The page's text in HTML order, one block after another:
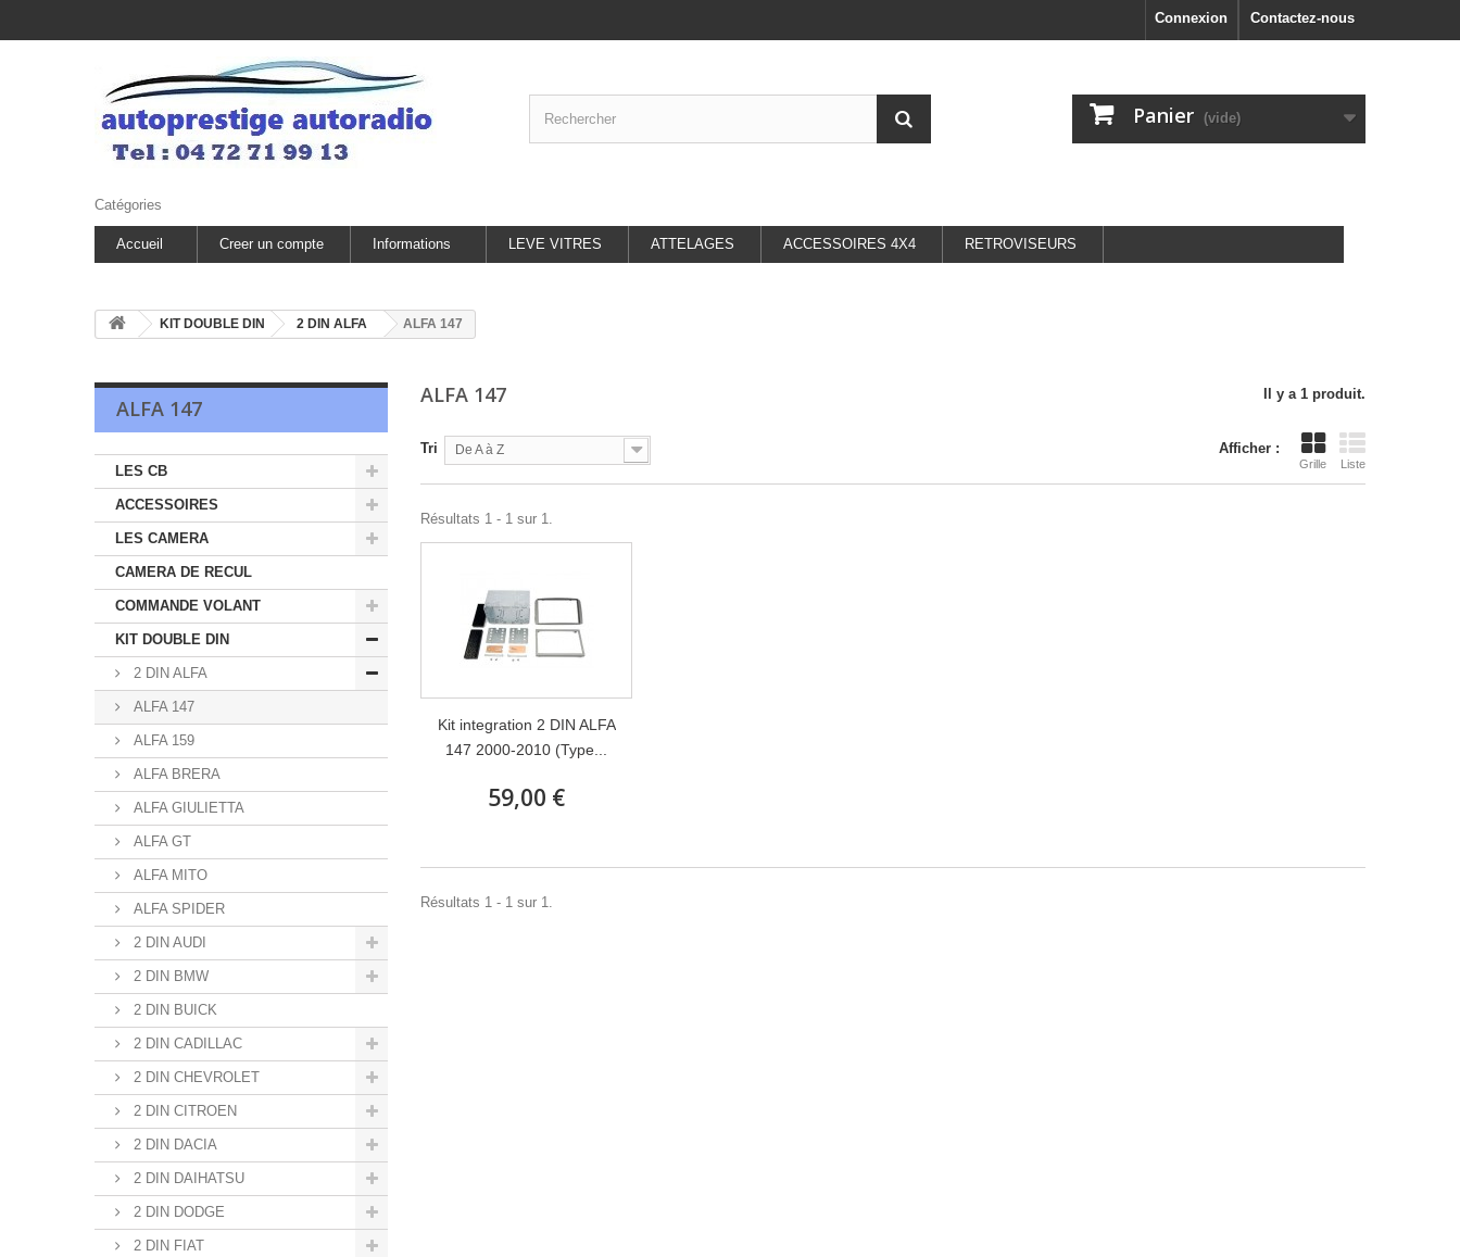
Contactez-nous
Connexion
Panier (vide)
Catégories
Accueil Creer un compte Informations LEVE VITRES ATTELAGES ACCESSOIRES 4X4 RETROVISEURS
KIT DOUBLE DIN 2 DIN ALFA ALFA 147
ALFA 147
LES CB
ACCESSOIRES
LES CAMERA
CAMERA DE RECUL
COMMANDE VOLANT
KIT DOUBLE DIN
2 DIN ALFA
ALFA 147
ALFA 159
ALFA BRERA
ALFA GIULIETTA
ALFA GT
ALFA MITO
ALFA SPIDER
2 DIN AUDI
2 DIN BMW
2 DIN BUICK
2 DIN CADILLAC
2 DIN CHEVROLET
2 DIN CITROEN
2 DIN DACIA
2 DIN DAIHATSU
2 DIN DODGE
2 DIN FIAT
ALFA 147 Il y a 1 produit.
Afficher :
Grille Liste
Tri De A à Z
Résultats 1 - 1 sur 1.
Kit integration 2 DIN ALFA
147 2000-2010 (Type...
59,00 €
Résultats 1 - 1 sur 1.